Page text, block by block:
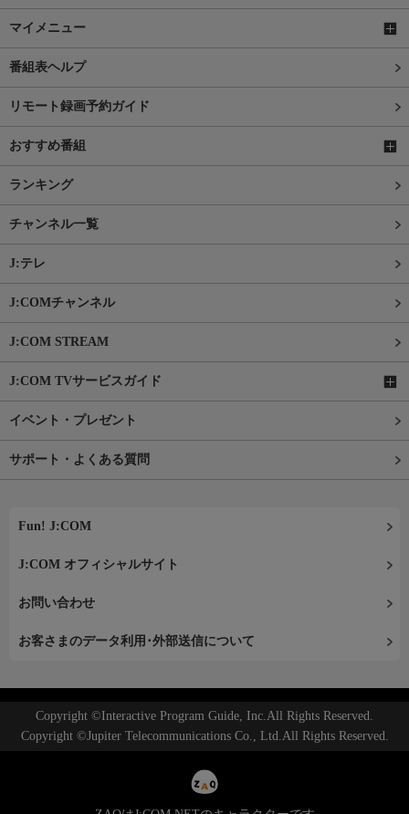
マイメニュー
番組表ヘルプ
リモート録画予約ガイド
おすすめ番組
ランキング
チャンネル一覧
J:テレ
J:COMチャンネル
J:COM STREAM
J:COM TVサービスガイド
イベント・プレゼント
サポート・よくある質問
Fun! J:COM
J:COM オフィシャルサイト
お問い合わせ
お客さまのデータ利用･外部送信について
Copyright ©Interactive Program Guide, Inc.All Rights Reserved.
Copyright ©Jupiter Telecommunications Co., Ltd.All Rights Reserved.